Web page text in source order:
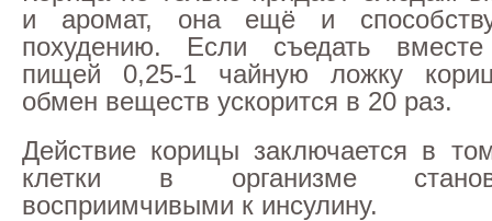
и аромат, она ещё и
похудению. Если съедать
пищей 0,25-1 чайную ложку
обмен веществ ускорится в 20 раз.
Действие корицы заключается в
клетки в организме
восприимчивыми к инсулину.